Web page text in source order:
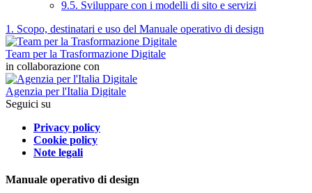
9.5. Sviluppare con i modelli di sito e servizi
1. Scopo, destinatari e uso del Manuale operativo di design
Team per la Trasformazione Digitale
in collaborazione con
Agenzia per l'Italia Digitale
Seguici su
Privacy policy
Cookie policy
Note legali
Manuale operativo di design